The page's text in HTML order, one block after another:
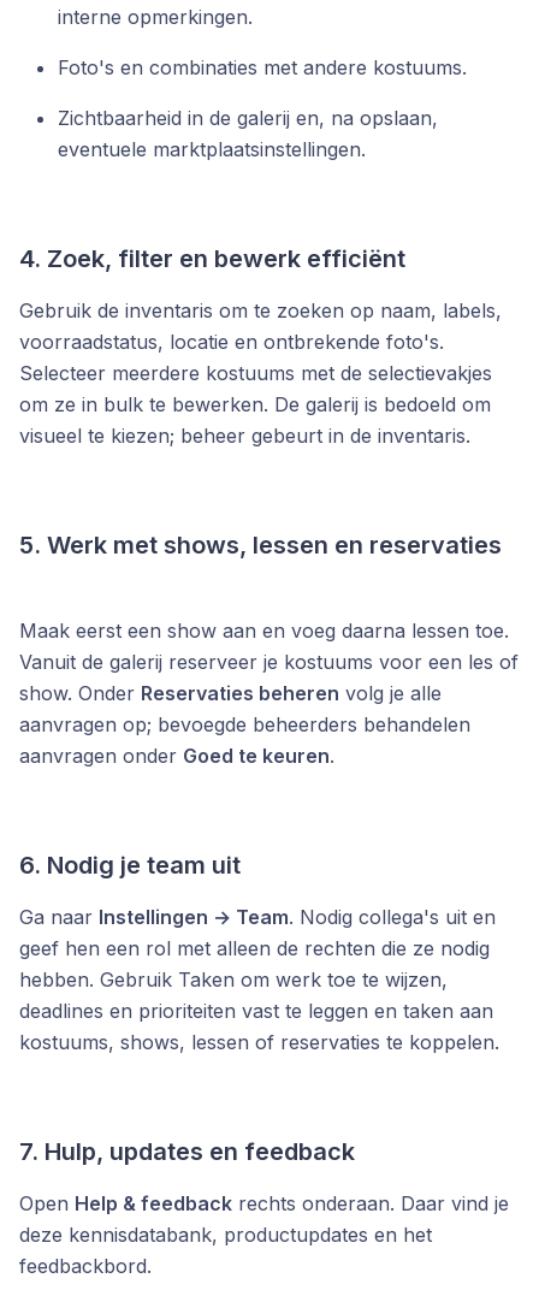
interne opmerkingen.
Foto's en combinaties met andere kostuums.
Zichtbaarheid in de galerij en, na opslaan,
eventuele marktplaatsinstellingen.
4. Zoek, filter en bewerk efficiënt
Gebruik de inventaris om te zoeken op naam, labels,
voorraadstatus, locatie en ontbrekende foto's.
Selecteer meerdere kostuums met de selectievakjes
om ze in bulk te bewerken. De galerij is bedoeld om
visueel te kiezen; beheer gebeurt in de inventaris.
5. Werk met shows, lessen en reservaties
Maak eerst een show aan en voeg daarna lessen toe.
Vanuit de galerij reserveer je kostuums voor een les of
show. Onder Reservaties beheren volg je alle
aanvragen op; bevoegde beheerders behandelen
aanvragen onder Goed te keuren.
6. Nodig je team uit
Ga naar Instellingen → Team. Nodig collega's uit en
geef hen een rol met alleen de rechten die ze nodig
hebben. Gebruik Taken om werk toe te wijzen,
deadlines en prioriteiten vast te leggen en taken aan
kostuums, shows, lessen of reservaties te koppelen.
7. Hulp, updates en feedback
Open Help & feedback rechts onderaan. Daar vind je
deze kennisdatabank, productupdates en het
feedbackbord.